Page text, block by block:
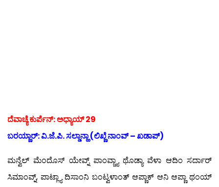
ದೆವಾಚ್ಯೆ ಕುರ್ಪೆನ್: ಅಧ್ಯಾಯ್ 29
ಬರಯ್ಣಾರ್: ವಿ.ಜೆ.ಪಿ. ಸಲ್ಡಾನ್ಹಾ (ಲಿಖ್ಣೆ ನಾಂವ್ – ಖಡಾಪ್)
ಮನ್ವೆಲ್ ಮೆಂದೊಸ್ ಯೇವ್ನ್ ಪಾಂವ್ಚ್ಯಾ ಥೊಡ್ಯಾ ವೆಳಾ ಆದಿಂ ಸರ್ದಾರ್
ಸಿಮಾಂವ್ನ್, ಪಾಟ್ಲ್ಯಾ ದಿಸಾಂನಿ ಬಂಟ್ವಳಾಂತ್ ಆಪ್ಣಾಕ್ ಆನಿ ಆಪ್ಣಾ ಥಂಯ್